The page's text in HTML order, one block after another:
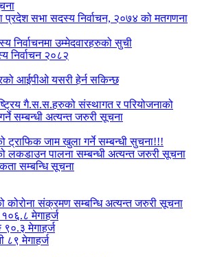
प्रदेश सभा सदस्य निर्वाचन, २०७४ को मतगणना
निर्वाचनमा उम्मेदवारहरुको सुची
निर्वाचन २०८२
आईपीओ यसरी हेर्न सकिन्छ
गै.स.स.हरुको संस्थागत र परियोजनाको
सम्बन्धी अत्यन्त जरुरी सूचना
ट्राफिक जाम खुला गर्ने सम्बन्धी सुचना!!!
लकडाउन पालना सम्बन्धी अत्यन्त जरुरी सूचना
सम्बन्धि सूचना
कोरोना संक्रमण सम्बन्धि अत्यन्त जरुरी सूचना
मेगाहर्ज
मेगाहर्ज
८९ मेगाहर्ज